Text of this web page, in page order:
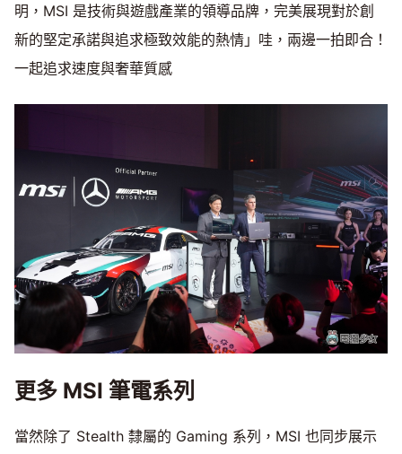
明，MSI 是技術與遊戲產業的領導品牌，完美展現對於創
新的堅定承諾與追求極致效能的熱情」哇，兩邊一拍即合！
一起追求速度與奢華質感
更多 MSI 筆電系列
當然除了 Stealth 隸屬的 Gaming 系列，MSI 也同步展示